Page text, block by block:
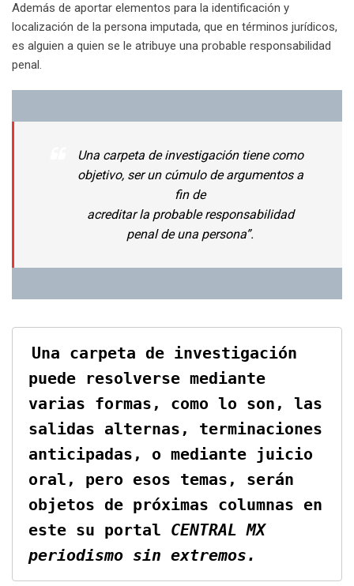
Además de aportar elementos para la identificación y
localización de la persona imputada, que en términos jurídicos,
es alguien a quien se le atribuye una probable responsabilidad
penal.
Una carpeta de investigación tiene como
objetivo, ser un cúmulo de argumentos a
fin de
acreditar la probable responsabilidad
penal de una persona”.
Una carpeta de investigación
puede resolverse mediante
varias formas, como lo son, las
salidas alternas, terminaciones
anticipadas, o mediante juicio
oral, pero esos temas, serán
objetos de próximas columnas en
este su portal CENTRAL MX
periodismo sin extremos.